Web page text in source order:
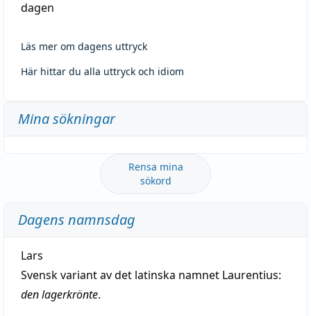
dagen
Läs mer om dagens uttryck
Här hittar du alla uttryck och idiom
Mina sökningar
Rensa mina
sökord
Dagens namnsdag
Lars
Svensk variant av det latinska namnet Laurentius:
den lagerkrönte.